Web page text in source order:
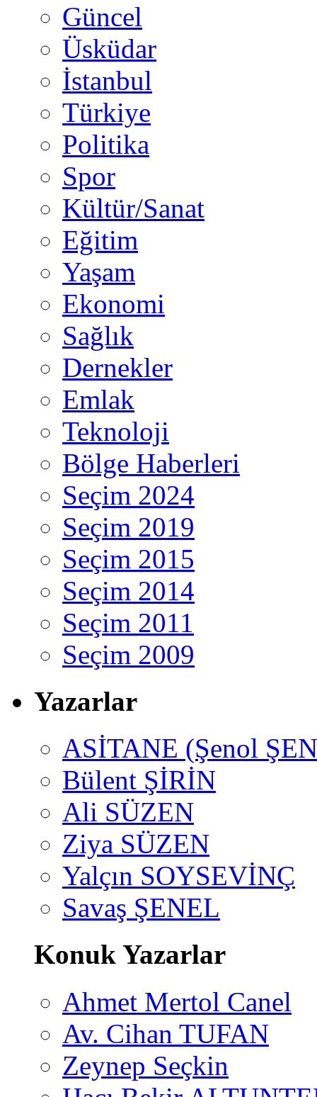
Güncel
Üsküdar
İstanbul
Türkiye
Politika
Spor
Kültür/Sanat
Eğitim
Yaşam
Ekonomi
Sağlık
Dernekler
Emlak
Teknoloji
Bölge Haberleri
Seçim 2024
Seçim 2019
Seçim 2015
Seçim 2014
Seçim 2011
Seçim 2009
Yazarlar
ASİTANE (Şenol
Bülent ŞİRİN
Ali SÜZEN
Ziya SÜZEN
Yalçın SOYSEVİNÇ
Savaş ŞENEL
Konuk Yazarlar
Ahmet Mertol Canel
Av. Cihan TUFAN
Zeynep Seçkin